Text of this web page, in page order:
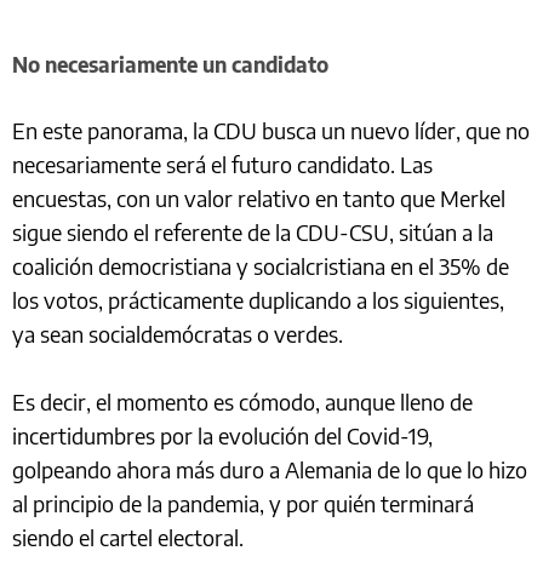
No necesariamente un candidato
En este panorama, la CDU busca un nuevo líder, que no
necesariamente será el futuro candidato. Las
encuestas, con un valor relativo en tanto que Merkel
sigue siendo el referente de la CDU-CSU, sitúan a la
coalición democristiana y socialcristiana en el 35% de
los votos, prácticamente duplicando a los siguientes,
ya sean socialdemócratas o verdes.
Es decir, el momento es cómodo, aunque lleno de
incertidumbres por la evolución del Covid-19,
golpeando ahora más duro a Alemania de lo que lo hizo
al principio de la pandemia, y por quién terminará
siendo el cartel electoral.